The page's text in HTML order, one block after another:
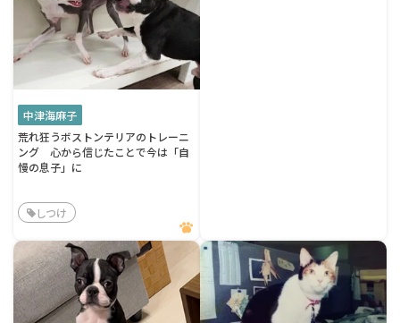
中津海麻子
荒れ狂うボストンテリアのトレーニ
ング 心から信じたことで今は「自
慢の息子」に
しつけ